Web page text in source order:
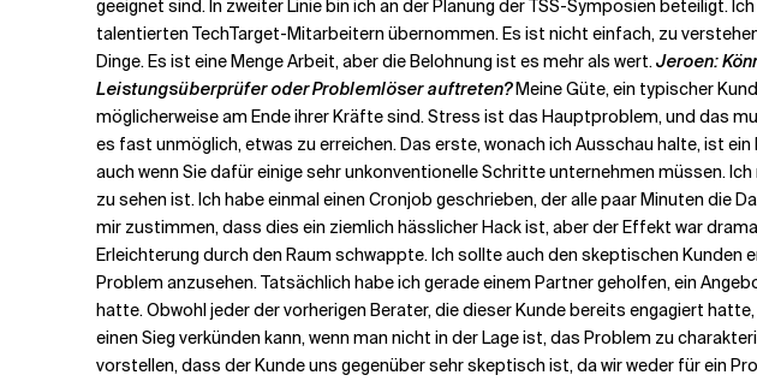
geeignet sind. In zweiter Linie bin ich an der Planung der TSS-Symposien beteiligt.
talentierten TechTarget-Mitarbeitern übernommen. Es ist nicht einfach, zu
Dinge. Es ist eine Menge Arbeit, aber die Belohnung ist es mehr als wert.Jeroen:
Leistungsüberprüfer oder Problemlöser auftreten?Meine Güte, ein typischer
möglicherweise am Ende ihrer Kräfte sind. Stress ist das Hauptproblem, und das
es fast unmöglich, etwas zu erreichen. Das erste, wonach ich Ausschau halte, ist
auch wenn Sie dafür einige sehr unkonventionelle Schritte unternehmen müssen.
zu sehen ist. Ich habe einmal einen Cronjob geschrieben, der alle paar Minuten die
mir zustimmen, dass dies ein ziemlich hässlicher Hack ist, aber der Effekt war
Erleichterung durch den Raum schwappte. Ich sollte auch den skeptischen
Problem anzusehen. Tatsächlich habe ich gerade einem Partner geholfen, ein
hatte. Obwohl jeder der vorherigen Berater, die dieser Kunde bereits engagiert
einen Sieg verkünden kann, wenn man nicht in der Lage ist, das Problem zu
vorstellen, dass der Kunde uns gegenüber sehr skeptisch ist, da wir weder für ein